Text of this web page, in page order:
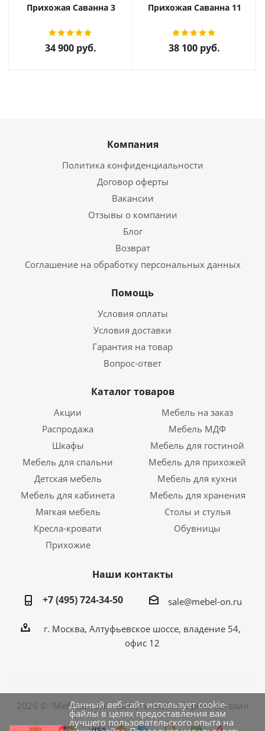
Прихожая Саванна 3
34 900 руб.
Прихожая Саванна 11
38 100 руб.
Компания
Политика конфиденциальности
Договор оферты
Вакансии
Отзывы о компании
Блог
Возврат
Соглашение на обработку персональных данных
Помощь
Условия оплаты
Условия доставки
Гарантия на товар
Вопрос-ответ
Каталог товаров
Акции
Мебель на заказ
Распродажа
Мебель МДФ
Шкафы
Мебель для гостиной
Мебель для спальни
Мебель для прихожей
Детская мебель
Мебель для кухни
Мебель для кабинета
Мебель для хранения
Мягкая мебель
Столы и стулья
Кресла-кровати
Обувницы
Прихожие
Наши контакты
+7 (495) 724-34-50
sale@mebel-on.ru
г. Москва, Алтуфьевское шоссе, владение 54,
офис 12
2026 © "Мебель - он" - мебельный интернет магазин
Данный веб-сайт использует cookie-
файлы в целях предоставления вам
лучшего пользовательского опыта на